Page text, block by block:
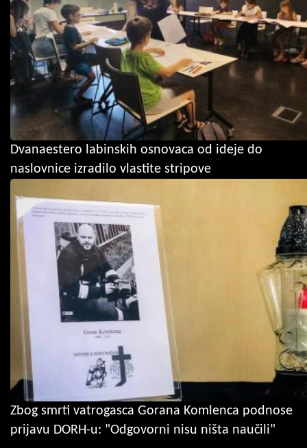
Dvanaestero labinskih osnovaca od ideje do
naslovnice izradilo vlastite stripove
Zbog smrti vatrogasca Gorana Komlenca podnose
prijavu DORH-u: "Odgovorni nisu ništa naučili"